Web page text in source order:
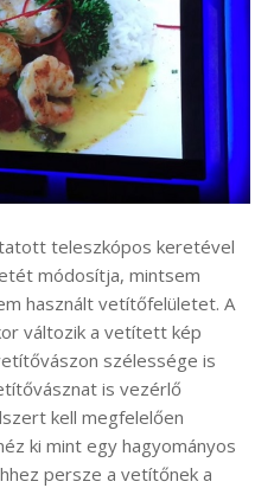
teleszkópos keretével
módosítja, mintsem
használt vetítőfelületet. A
változik a vetített kép
szélessége is
is vezérlő
kell megfelelően
ki mint egy hagyományos
persze a vetítőnek a